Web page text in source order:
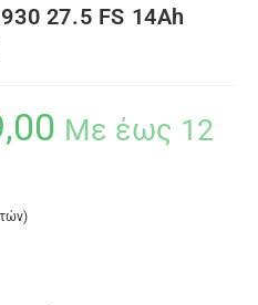
27.5 FS 14Ah
Με έως 12